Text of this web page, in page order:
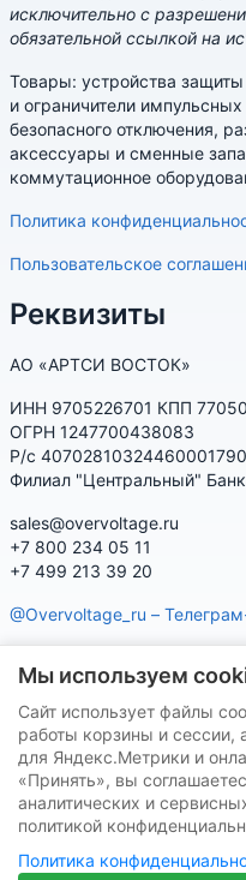
исключительно с
обязательной ссылкой на
Товары: устройства
и ограничители
безопасного отключения,
аксессуары и сменные
коммутационное
Политика
Пользовательское
Реквизиты
АО «АРТСИ ВОСТОК»
ИНН 9705226701 КПП
ОГРН 1247700438083
Р/с
Филиал "Центральный"
sales@overvoltage.ru
+7 800 234 05 11
+7 499 213 39 20
@Overvoltage_ru –
характеристики, наличие,
Нашу продукцию Вы
Мы используем
Сайт использует файлы
работы корзины и сессии,
для Яндекс.Метрики и
«Принять», вы
аналитических и
политикой
Политика